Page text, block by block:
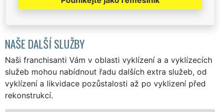
NAŠE DALŠÍ SLUŽBY
Naši franchisanti Vám v oblasti vyklízení a a vyklízecích
služeb mohou nabídnout řadu dalších extra služeb, od
vyklízení a likvidace pozůstalosti až po vyklizení před
rekonstrukcí.